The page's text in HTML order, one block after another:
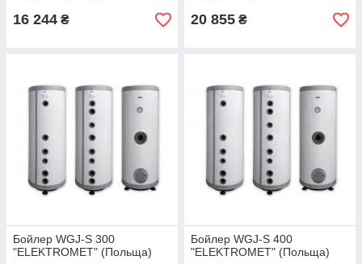
16 244 ₴ 20 855 ₴
Бойлер WGJ-S 300
"ELEKTROMET" (Польща)
Бойлер WGJ-S 400
"ELEKTROMET" (Польща)